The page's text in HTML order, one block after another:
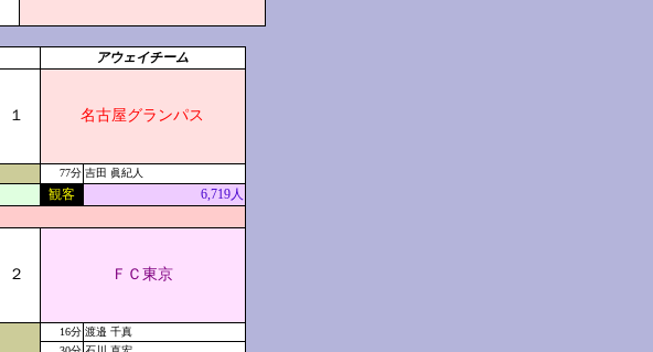
アウェイチーム
１ 名古屋グランパス
77分 吉田 眞紀人
観客
6,719人
２ ＦＣ東京
16分 渡邉 千真